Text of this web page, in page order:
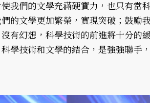
我們的文學充滿硬實力，也只有當
的文學更加繁榮，實現突破；鼓勵
有幻想，科學技術的前進將十分的
學技術和文學的結合，是強強聯手